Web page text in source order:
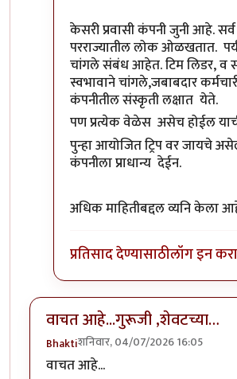
केसरी प्रवासी कंपनी जुनी आहे.
परराज्यातील लोक ओळखतात.
चांगले संबंध आहेत. टिम लिडर, व
स्वभावाने चांगले,जबाबदार
कंपनीतील संस्कृती लक्षात येते.
पण प्रत्येक वेळेस असेच होईल याची
पुन्हा आयोजित ट्रिप वर जायचे
कंपनीला प्राधान्य देईन.
अधिक माहितीबद्दल व्यनि केला
प्रतिसाद देण्यासाठीलॉग इन करा
वाचत आहे...गुरूजी ,शेवटच्या…
Bhaktiशनिवार, 04/07/2026 16:05
वाचत आहे...